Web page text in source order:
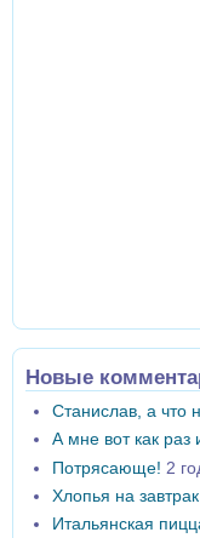
Новые
Станислав, а что
А мне вот как раз
Потрясающе! 2
Хлопья на завтрак
Итальянская